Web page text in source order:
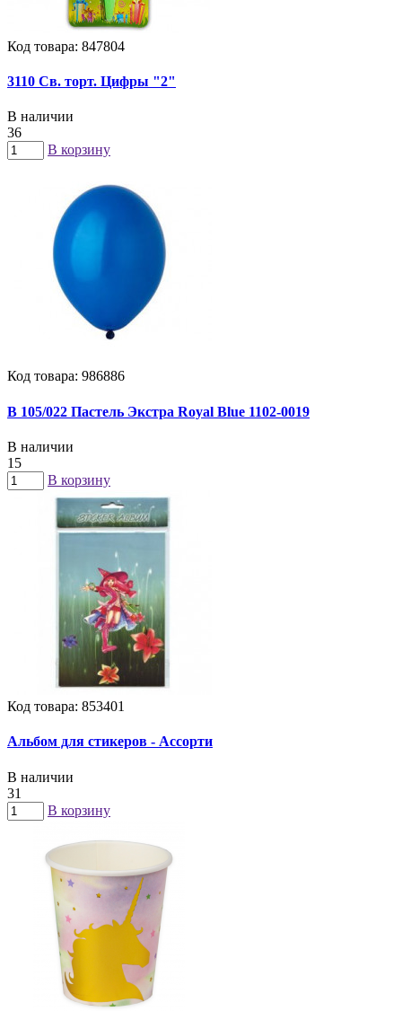
Код товара: 847804
3110 Св. торт. Цифры "2"
В наличии
36
В корзину
Код товара: 986886
B 105/022 Пастель Экстра Royal Blue 1102-0019
В наличии
15
В корзину
Код товара: 853401
Альбом для стикеров - Ассорти
В наличии
31
В корзину